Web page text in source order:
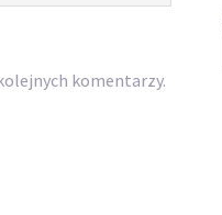
komentarzy.